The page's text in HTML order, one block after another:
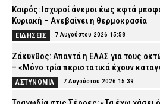
Καιρός: Ισχυροί άνεμοι έως εφτά
Κυριακή – Ανεβαίνει η θερμοκρασία
ΕΙΔΗΣΕΙΣ 7 Αυγούστου 2026 15:58
Ζάκυνθος: Απαντά η ΕΛΑΣ για τους
– «Μόνο τρία περιστατικά έχουν
ΑΣΤΥΝΟΜΙΑ 7 Αυγούστου 2026 15:39